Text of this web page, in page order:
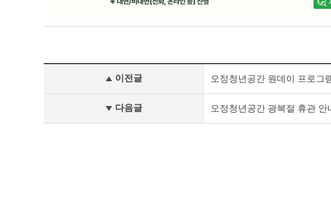
사
전
이전글 오정청년공간 원데이 프로그
다음글 오정청년공간 광복절 휴관 안